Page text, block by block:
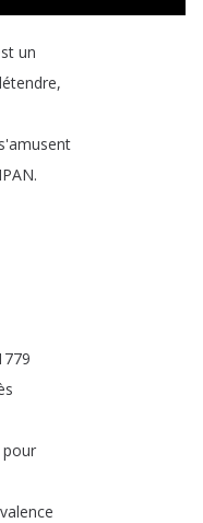
un
,
s'amusent
.
pour